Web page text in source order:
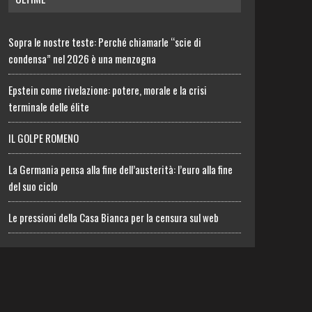
Sopra le nostre teste: Perché chiamarle “scie di
condensa” nel 2026 è una menzogna
Epstein come rivelazione: potere, morale e la crisi
terminale delle élite
IL GOLPE ROMENO
La Germania pensa alla fine dell’austerità: l’euro alla fine
del suo ciclo
Le pressioni della Casa Bianca per la censura sul web